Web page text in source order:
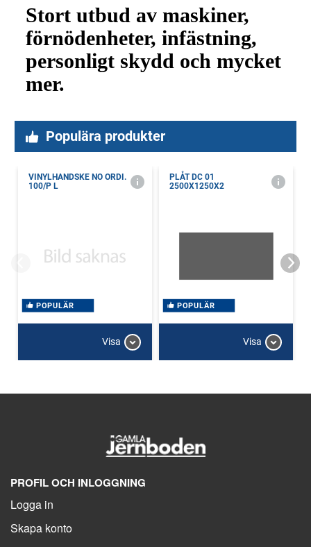
Stort utbud av maskiner,
förnödenheter, infästning,
personligt skydd och mycket
mer.
Populära produkter
VINYLHANDSKE NO ORDI.
100/P L
POPULÄR
Visa
PLÅT DC 01
2500X1250X2
POPULÄR
Visa
PROFIL OCH INLOGGNING
Logga in
Skapa konto